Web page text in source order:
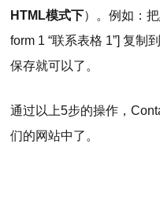
HTML模式下）。例如：
form 1 “联系表格 1”] 复制
保存就可以了。
通过以上5步的操作，
们的网站中了。